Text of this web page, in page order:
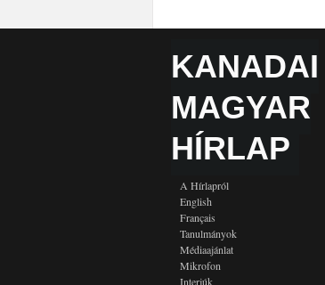
KANADAI
MAGYAR
HÍRLAP
A Hírlapról
English
Français
Tanulmányok
Médiaajánlat
Mikrofon
Interjúk